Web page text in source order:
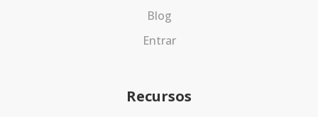
Blog
Entrar
Recursos